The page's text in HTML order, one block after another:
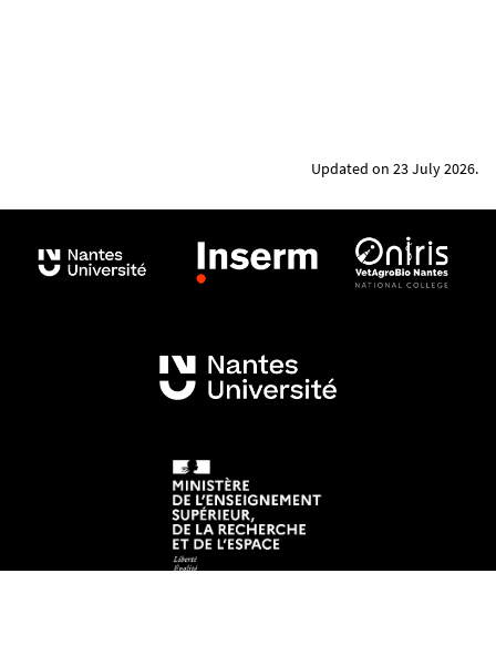
Updated on 23 July 2026.